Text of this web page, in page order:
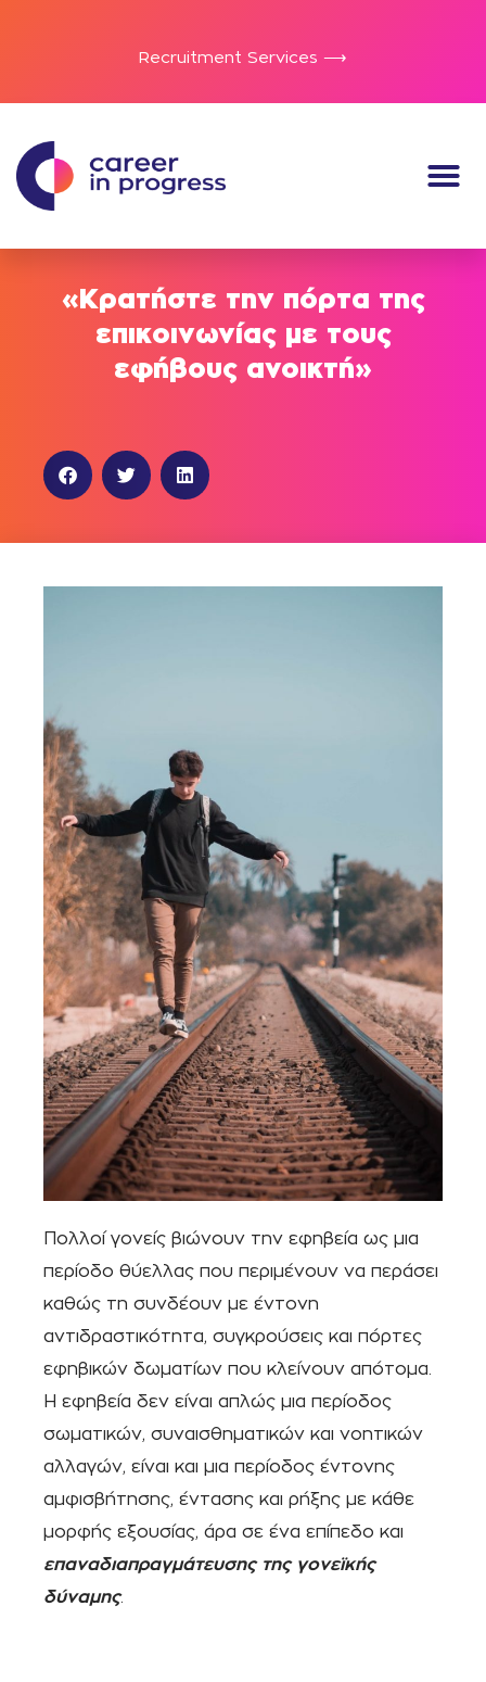
Recruitment Services ⟶
«Κρατήστε την πόρτα της
επικοινωνίας με τους
εφήβους ανοικτή»
Πολλοί γονείς βιώνουν την εφηβεία ως μια
περίοδο θύελλας που περιμένουν να περάσει
καθώς τη συνδέουν με έντονη
αντιδραστικότητα, συγκρούσεις και πόρτες
εφηβικών δωματίων που κλείνουν απότομα.
Η εφηβεία δεν είναι απλώς μια περίοδος
σωματικών, συναισθηματικών και νοητικών
αλλαγών, είναι και μια περίοδος έντονης
αμφισβήτησης, έντασης και ρήξης με κάθε
μορφής εξουσίας, άρα σε ένα επίπεδο και
επαναδιαπραγμάτευσης της γονεϊκής
δύναμης.